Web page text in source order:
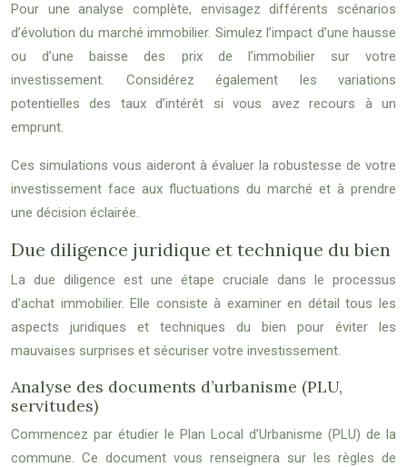
Pour une analyse complète, envisagez différents scénarios
d’évolution du marché immobilier. Simulez l’impact d’une hausse
ou d’une baisse des prix de l’immobilier sur votre
investissement. Considérez également les variations
potentielles des taux d’intérêt si vous avez recours à un
emprunt.
Ces simulations vous aideront à évaluer la robustesse de votre
investissement face aux fluctuations du marché et à prendre
une décision éclairée.
Due diligence juridique et technique du bien
La due diligence est une étape cruciale dans le processus
d’achat immobilier. Elle consiste à examiner en détail tous les
aspects juridiques et techniques du bien pour éviter les
mauvaises surprises et sécuriser votre investissement.
Analyse des documents d’urbanisme (PLU,
servitudes)
Commencez par étudier le Plan Local d’Urbanisme (PLU) de la
commune. Ce document vous renseignera sur les règles de